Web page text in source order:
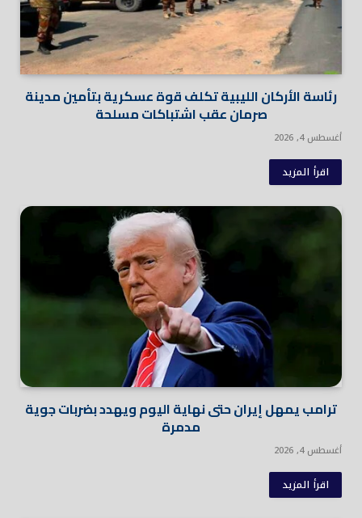
رئاسة الأركان الليبية تكلف قوة عسكرية بتأمين مدينة
صرمان عقب اشتباكات مسلحة
أغسطس 4, 2026
اقرأ المزيد
ترامب يمهل إيران حتى نهاية اليوم ويهدد بضربات جوية
مدمرة
أغسطس 4, 2026
اقرأ المزيد